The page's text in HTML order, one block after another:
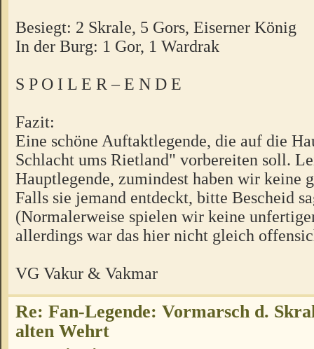
Besiegt: 2 Skrale, 5 Gors, Eiserner König
In der Burg: 1 Gor, 1 Wardrak
S P O I L E R – E N D E
Fazit:
Eine schöne Auftaktlegende, die auf die
Schlacht ums Rietland" vorbereiten soll.
Hauptlegende, zumindest haben wir keine
Falls sie jemand entdeckt, bitte Bescheid
(Normalerweise spielen wir keine
allerdings war das hier nicht gleich
VG Vakur & Vakmar
Re: Fan-Legende: Vormarsch d.
alten Wehrt